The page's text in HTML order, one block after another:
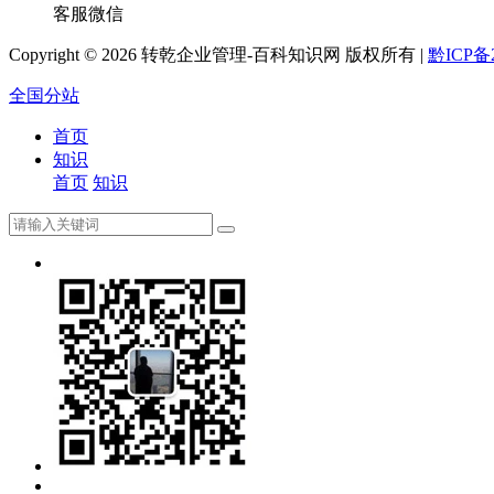
客服微信
Copyright © 2026 转乾企业管理-百科知识网 版权所有 | 黔ICP备
全国分站
首页
知识
首页 知识